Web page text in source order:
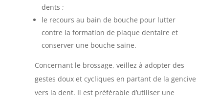
dents ;
le recours au bain de bouche pour lutter
contre la formation de plaque dentaire et
conserver une bouche saine.
Concernant le brossage, veillez à adopter des
gestes doux et cycliques en partant de la gencive
vers la dent. Il est préférable d’utiliser une